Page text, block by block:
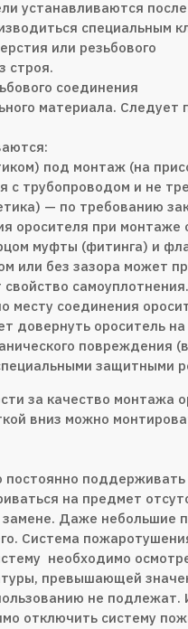
устанавливаются
специальным
или резьбового
строя.
соединения
материала.
под монтаж (на
с трубопроводом и не
— по требованию
оросителя при
муфты (фитинга) и
или без зазора может
самоуплотнения.
месту соединения
довернуть ороситель
защитными
за качество
вниз можно
поддерживать
на предмет
Даже небольшие
Система
необходимо
превышающей
не
отключить систему